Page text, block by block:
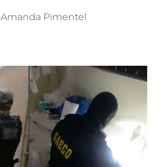
Amanda Pimentel